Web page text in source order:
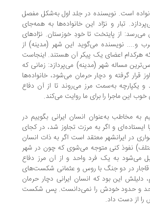
است. نویسنده در جلد اول به‌شکل مفصل
تبار و نژاد این خانواده‌ها به همه‌جای
از پایتخت تا خودِ خوزستان. نژادهای
نویسنده می‌گوید این شهر (مدینه) از
اعضای یک پیکر آن هستند. اینجاست
شهر (مدینه) می‌پردازد: زمانی ‌که
و دچار حرمان می‌شود، خانواده‌ها
به‌سمت مرز می‌روند تا از آن دفاع
ماجرا را برای ما روایت می‌کند.
به‌عنوان انسان ایرانی بگوییم در
و اگر به مرزت تجاوز شد، در کجای
ایرانشهر معتقد است اگر به ذات انسان
نفوذ کنی متوجه می‌شوی که چون در شهر
به یک فرد واحد و از آن مرز دفاع
در دو جنگ با روس و عثمانی شکست‌های
این بود که انسان ایرانی دچار حرمان
حدود خودش را نمی‌دانست. پس شکست